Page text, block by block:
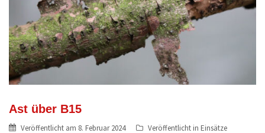
Ast über B15
Veröffentlicht am 8. Februar 2024 Veröffentlicht in Einsätze